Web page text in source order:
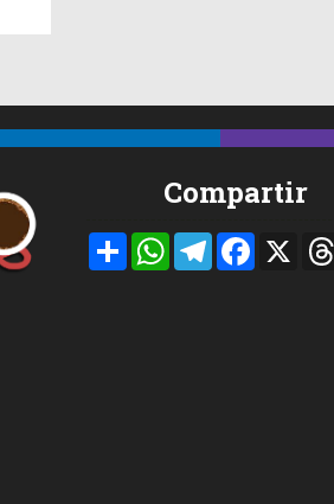
Compartir
CompartirWhatsAppTelegramFacebook